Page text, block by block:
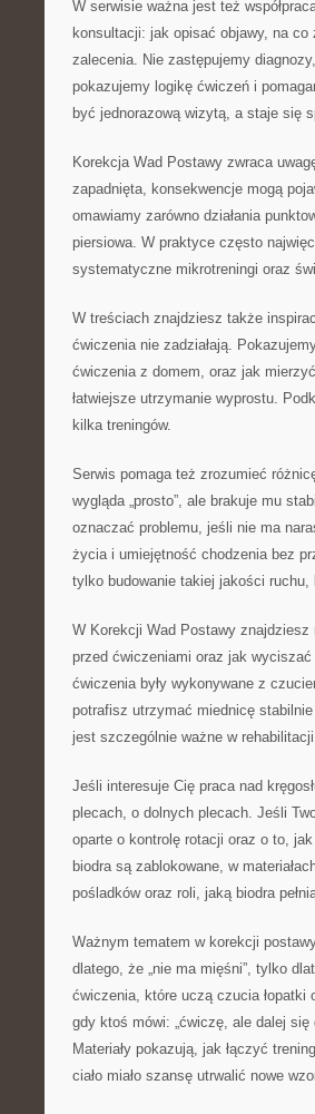
W serwisie ważna jest też
konsultacji: jak opisać objawy, na
zalecenia. Nie zastępujemy
pokazujemy logikę ćwiczeń i
być jednorazową wizytą, a staje się
Korekcja Wad Postawy zwraca
zapadnięta, konsekwencje mogą
omawiamy zarówno działania
piersiowa. W praktyce często
systematyczne mikrotreningi oraz
W treściach znajdziesz także
ćwiczenia nie zadziałają.
ćwiczenia z domem, oraz jak
łatwiejsze utrzymanie wyprostu.
kilka treningów.
Serwis pomaga też zrozumieć
wygląda „prosto”, ale brakuje mu
oznaczać problemu, jeśli nie ma
życia i umiejętność chodzenia bez
tylko budowanie takiej jakości
W Korekcji Wad Postawy znajdziesz
przed ćwiczeniami oraz jak
ćwiczenia były wykonywane z
potrafisz utrzymać miednicę
jest szczególnie ważne w
Jeśli interesuje Cię praca nad
plecach, o dolnych plecach. Jeśli
oparte o kontrolę rotacji oraz o to,
biodra są zablokowane, w
pośladków oraz roli, jaką biodra
Ważnym tematem w korekcji
dlatego, że „nie ma mięśni”, tylko
ćwiczenia, które uczą czucia łopatki
gdy ktoś mówi: „ćwiczę, ale dalej
Materiały pokazują, jak łączyć
ciało miało szansę utrwalić nowe